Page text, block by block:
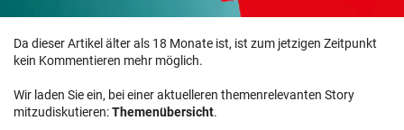
Da dieser Artikel älter als 18 Monate ist, ist zum jetzigen Zeitpunkt
kein Kommentieren mehr möglich.
Wir laden Sie ein, bei einer aktuelleren themenrelevanten Story
mitzudiskutieren:Themenübersicht.